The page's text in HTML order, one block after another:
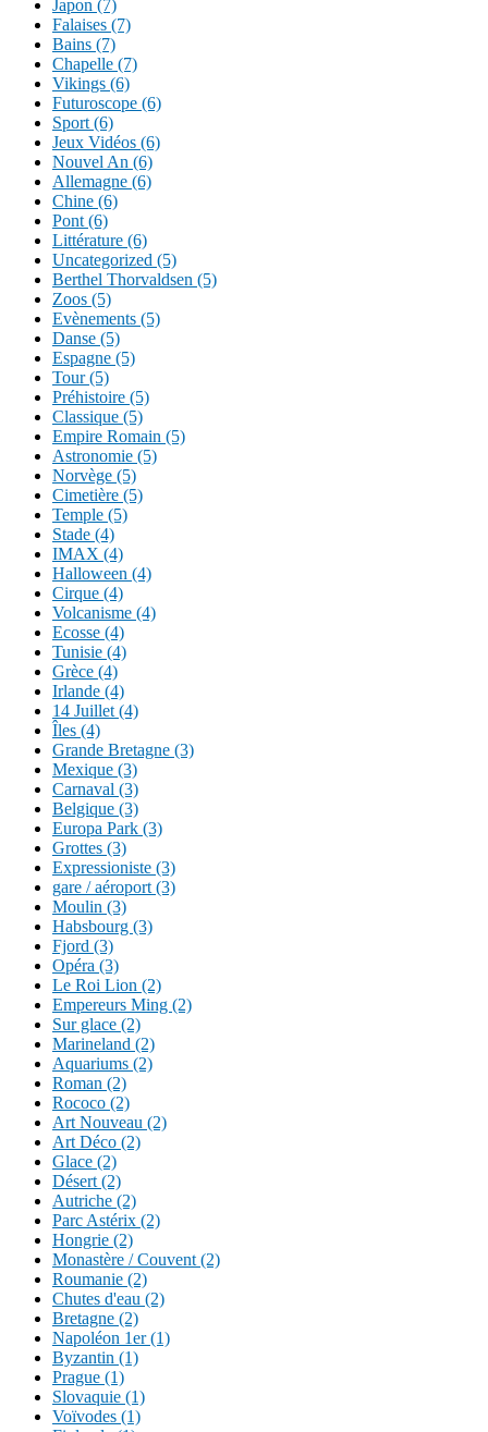
Japon (7)
Falaises (7)
Bains (7)
Chapelle (7)
Vikings (6)
Futuroscope (6)
Sport (6)
Jeux Vidéos (6)
Nouvel An (6)
Allemagne (6)
Chine (6)
Pont (6)
Littérature (6)
Uncategorized (5)
Berthel Thorvaldsen (5)
Zoos (5)
Evènements (5)
Danse (5)
Espagne (5)
Tour (5)
Préhistoire (5)
Classique (5)
Empire Romain (5)
Astronomie (5)
Norvège (5)
Cimetière (5)
Temple (5)
Stade (4)
IMAX (4)
Halloween (4)
Cirque (4)
Volcanisme (4)
Ecosse (4)
Tunisie (4)
Grèce (4)
Irlande (4)
14 Juillet (4)
Îles (4)
Grande Bretagne (3)
Mexique (3)
Carnaval (3)
Belgique (3)
Europa Park (3)
Grottes (3)
Expressioniste (3)
gare / aéroport (3)
Moulin (3)
Habsbourg (3)
Fjord (3)
Opéra (3)
Le Roi Lion (2)
Empereurs Ming (2)
Sur glace (2)
Marineland (2)
Aquariums (2)
Roman (2)
Rococo (2)
Art Nouveau (2)
Art Déco (2)
Glace (2)
Désert (2)
Autriche (2)
Parc Astérix (2)
Hongrie (2)
Monastère / Couvent (2)
Roumanie (2)
Chutes d'eau (2)
Bretagne (2)
Napoléon 1er (1)
Byzantin (1)
Prague (1)
Slovaquie (1)
Voïvodes (1)